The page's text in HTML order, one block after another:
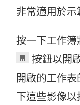
非常適用於示
按一下工作
按鈕以開
開啟的工作
下這些影像